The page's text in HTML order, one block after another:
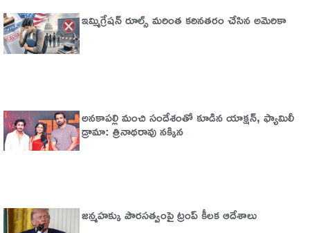
ఇమ్మిగ్రేషన్‌ రూల్స్‌ మరింత కఠినతరం చేసిన అమెరికా
అనకాపల్లి మంచి సందేశంతో కూడిన యాక్షన్, ఫ్యామిలీ
డ్రామా: త్రినాథరావు నక్కిన
జన్మహక్కు పౌరసత్వంపై ట్రంప్ కీలక ఆదేశాలు